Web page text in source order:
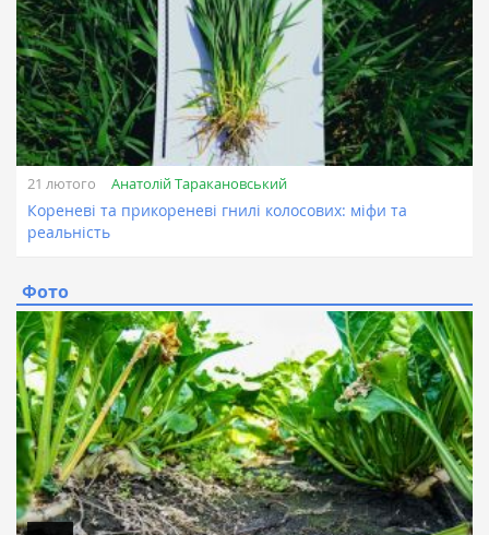
21 лютого Анатолій Таракановський
Кореневі та прикореневі гнилі колосових: міфи та
реальність
Фото